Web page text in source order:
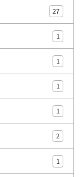
27
1
1
1
1
2
1